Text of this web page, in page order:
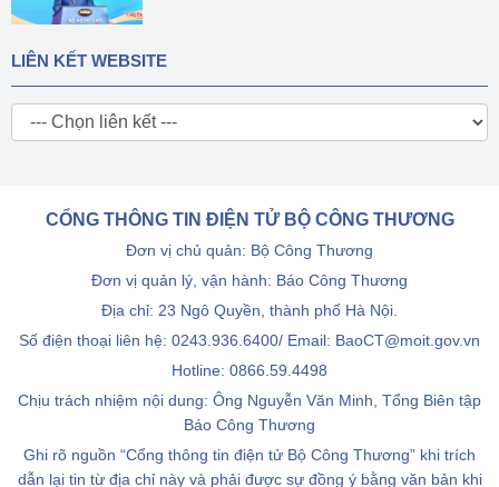
LIÊN KẾT WEBSITE
CỔNG THÔNG TIN ĐIỆN TỬ BỘ CÔNG THƯƠNG
Đơn vị chủ quản: Bộ Công Thương
Đơn vị quản lý, vận hành: Báo Công Thương
Địa chỉ: 23 Ngô Quyền, thành phố Hà Nội.
Số điện thoại liên hệ: 0243.936.6400/ Email: BaoCT@moit.gov.vn
Hotline: 0866.59.4498
Chịu trách nhiệm nội dung: Ông Nguyễn Văn Minh, Tổng Biên tập
Báo Công Thương
Ghi rõ nguồn “Cổng thông tin điện tử Bộ Công Thương” khi trích
dẫn lại tin từ địa chỉ này và phải được sự đồng ý bằng văn bản khi